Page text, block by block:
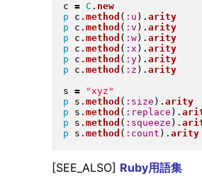
c = C . new
p c . method ( :u ) . arity
p c . method ( :v ) . arity
p c . method ( :w) . arity
p c . method ( :x ) . arity
p c . method ( :y) . arity
p c . method ( :z ) . arity
s = "xyz "
p s . method ( :size ) . arity
p s . method ( :replace ) .
p s . method ( :squeeze ) .
p s . method ( :count ) . arity
[SEE_ALSO] Ruby用語集